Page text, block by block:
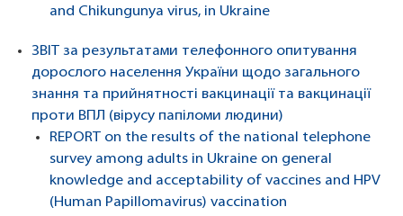
and Chikungunya virus, in Ukraine
ЗВІТ за результатами телефонного опитування
дорослого населення України щодо загального
знання та прийнятності вакцинації та вакцинації
проти ВПЛ (вірусу папіломи людини)
REPORT on the results of the national telephone
survey among adults in Ukraine on general
knowledge and acceptability of vaccines and HPV
(Human Papillomavirus) vaccination